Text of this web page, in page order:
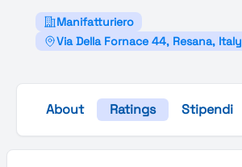
Manifatturiero
Via Della Fornace 44, Resana, Italy
About Ratings Stipendi